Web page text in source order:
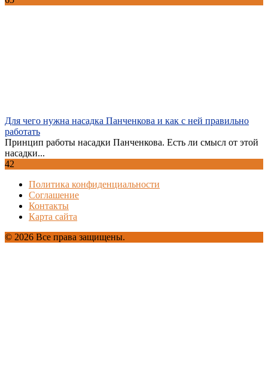
Для чего нужна насадка Панченкова и как с ней правильно
работать
Принцип работы насадки Панченкова. Есть ли смысл от этой
насадки...
42
Политика конфиденциальности
Соглашение
Контакты
Карта сайта
© 2026 Все права защищены.